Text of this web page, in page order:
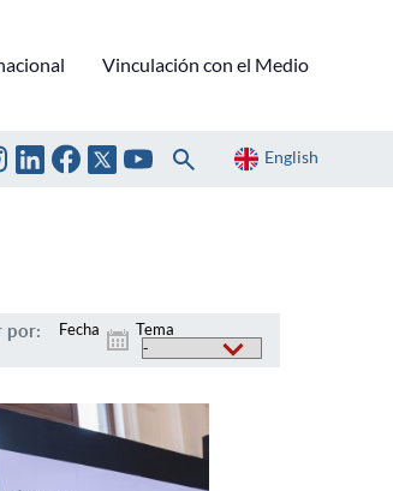
Vinculación con el Medio
English
por: Fecha Tema